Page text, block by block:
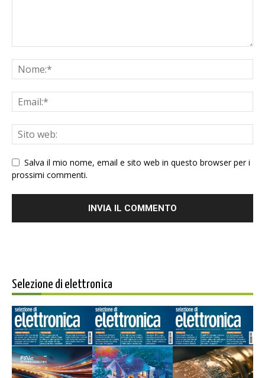
Salva il mio nome, email e sito web in questo browser per i
prossimi commenti.
Selezione di elettronica